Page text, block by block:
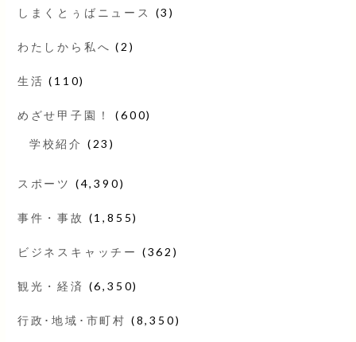
しまくとぅばニュース (3)
わたしから私へ (2)
生活 (110)
めざせ甲子園！ (600)
学校紹介 (23)
スポーツ (4,390)
事件・事故 (1,855)
ビジネスキャッチー (362)
観光・経済 (6,350)
行政･地域･市町村 (8,350)